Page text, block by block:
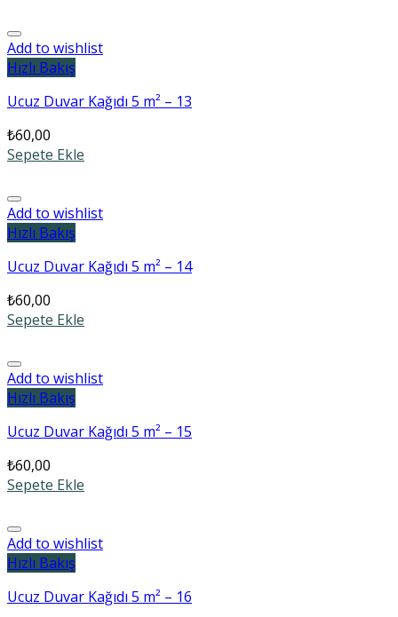
Add to wishlist
Hızlı Bakış
Ucuz Duvar Kağıdı 5 m² – 13
₺60,00
Sepete Ekle
Add to wishlist
Hızlı Bakış
Ucuz Duvar Kağıdı 5 m² – 14
₺60,00
Sepete Ekle
Add to wishlist
Hızlı Bakış
Ucuz Duvar Kağıdı 5 m² – 15
₺60,00
Sepete Ekle
Add to wishlist
Hızlı Bakış
Ucuz Duvar Kağıdı 5 m² – 16